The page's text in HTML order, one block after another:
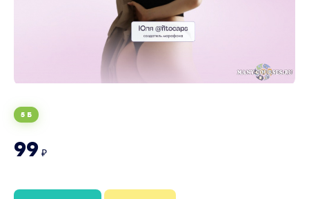
5 Б
99 ₽